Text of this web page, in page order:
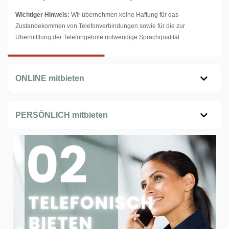
Wichtiger Hinweis: Wir übernehmen keine Haftung für das
Zustandekommen von Telefonverbindungen sowie für die zur
Übermittlung der Telefongebote notwendige Sprachqualität.
ONLINE mitbieten
PERSÖNLICH mitbieten